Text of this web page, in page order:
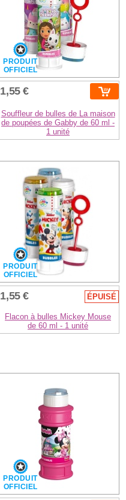
PRODUIT
OFFICIEL
1,55 €
Souffleur de bulles de La maison
de poupées de Gabby de 60 ml -
1 unité
PRODUIT
OFFICIEL
1,55 € ÉPUISÉ
Flacon à bulles Mickey Mouse
de 60 ml - 1 unité
PRODUIT
OFFICIEL